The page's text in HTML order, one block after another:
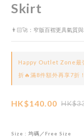
Skirt
👨🏻‍🚀：窄版百褶更具氣質
Happy Outlet Zone最
折🔥滿8件額外再享7
HK$140.00
Size : 均碼／Free Size